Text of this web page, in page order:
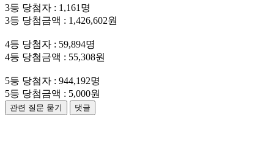
3등 당첨자 : 1,161명
3등 당첨금액 : 1,426,602원
4등 당첨자 : 59,894명
4등 당첨금액 : 55,308원
5등 당첨자 : 944,192명
5등 당첨금액 : 5,000원